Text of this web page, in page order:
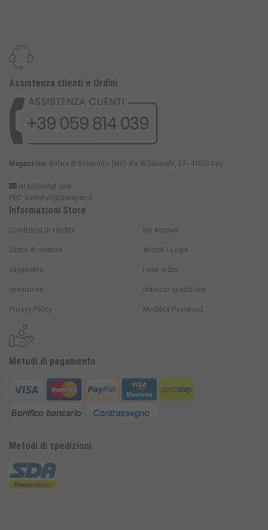
Assistenza clienti e Ordini
Magazzino: Solara di Bomporto (MO) Via W.Tabacchi, 37 - 41030 Italy
info@bastef.com
PEC: bastefsrl@lamiapec.it
Metodi di pagamento
Metodi di spedizioni
Informazioni Store
Condizioni di vendita
Diritto di recesso
pagamento
spedizione
Privacy Policy
My Account
Accedi / Login
I miei ordini
Indirizzo spedizione
Modifica Password